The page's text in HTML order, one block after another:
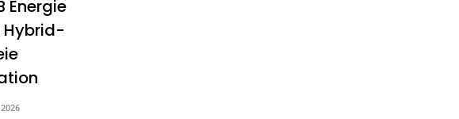
Energie
Hybrid-